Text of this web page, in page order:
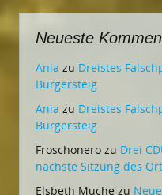
Neueste
Ania zu Dreistes
Bürgersteig
Ania zu Dreistes
Bürgersteig
Froschonero zu Drei
nächste Sitzung des
Elsbeth Muche zu Neue